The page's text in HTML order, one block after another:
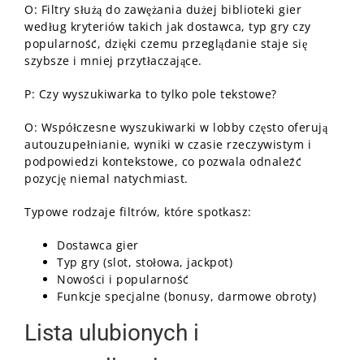
O: Filtry służą do zawężania dużej biblioteki gier
według kryteriów takich jak dostawca, typ gry czy
popularność, dzięki czemu przeglądanie staje się
szybsze i mniej przytłaczające.
P: Czy wyszukiwarka to tylko pole tekstowe?
O: Współczesne wyszukiwarki w lobby często oferują
autouzupełnianie, wyniki w czasie rzeczywistym i
podpowiedzi kontekstowe, co pozwala odnaleźć
pozycję niemal natychmiast.
Typowe rodzaje filtrów, które spotkasz:
Dostawca gier
Typ gry (slot, stołowa, jackpot)
Nowości i popularność
Funkcje specjalne (bonusy, darmowe obroty)
Lista ulubionych i